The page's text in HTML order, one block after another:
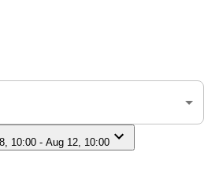
10:00 - Aug 12, 10:00